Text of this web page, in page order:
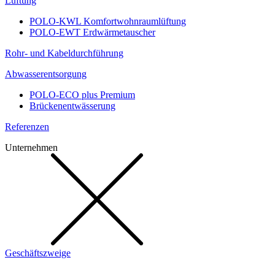
POLO-KWL Komfortwohnraumlüftung
POLO-EWT Erdwärmetauscher
Rohr- und Kabeldurchführung
Abwasserentsorgung
POLO-ECO plus Premium
Brückenentwässerung
Referenzen
Unternehmen
Geschäftszweige